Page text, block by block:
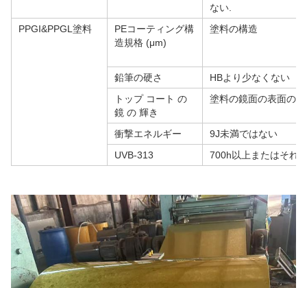
ない.
PPGI&PPGL塗料
PEコーティング構
造規格 (μm)
塗料の構造
鉛筆の硬さ
HBより少なくない
トップ コート の
鏡 の 輝き
塗料の鏡面の表面の
衝撃エネルギー
9J未満ではない
UVB-313
700h以上またはそれ